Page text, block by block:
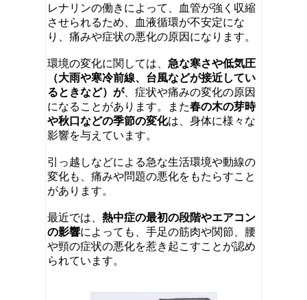
レナリンの働きによって、血管が強く収縮
させられるため、血液循環が不安定にな
り、痛みや症状の悪化の原因になります。
環境の変化に関しては、 急な寒さや低気圧
（大雨や寒冷前線、台風などが接近してい
るときなど）が、症状や痛みの変化の原因
になることがあります。また春の木の芽時
や秋口などの季節の変化は、身体に様々な
影響を与えています。
引っ越しなどによる急な生活環境や動線の
変化も、痛みや問題の悪化をもたらすこと
があります。
最近では、 熱中症の最初の段階やエアコン
の影響によっても、手足の筋肉や関節、腰
や頸の症状の悪化を惹き起こすことが認め
られています。